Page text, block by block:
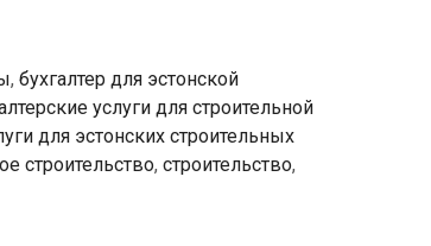
, бухгалтер для эстонской
услуги для строительной
для эстонских строительных
строительство, строительство,